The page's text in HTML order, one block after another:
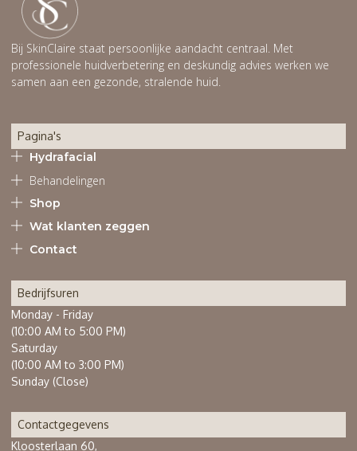
Bij SkinClaire staat persoonlijke aandacht centraal. Met
professionele huidverbetering en deskundig advies werken we
samen aan een gezonde, stralende huid.
Pagina's
Hydrafacial
Behandelingen
Shop
Wat klanten zeggen
Contact
Bedrijfsuren
Monday - Friday
(10:00 AM to 5:00 PM)
Saturday
(10:00 AM to 3:00 PM)
Sunday (Close)
Contactgegevens
Kloosterlaan 60,